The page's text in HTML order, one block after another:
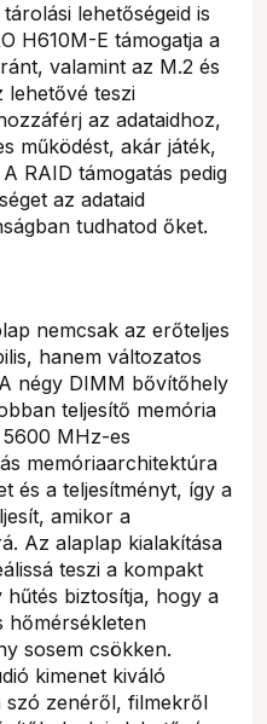
lehetőségeid is
H610M-E támogatja a
valamint az M.2 és
lehetővé teszi
az adataidhoz,
működést, akár játék,
RAID támogatás pedig
az adataid
tudhatod őket.
nemcsak az erőteljes
hanem változatos
négy DIMM bővítőhely
teljesítő memória
MHz-es
memóriaarchitektúra
és a teljesítményt, így a
amikor a
Az alaplap kialakítása
teszi a kompakt
biztosítja, hogy a
hőmérsékleten
sosem csökken.
kimenet kiváló
szó zenéről, filmekről